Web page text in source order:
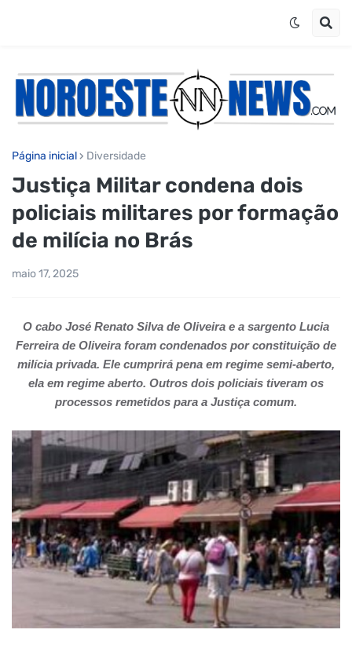
Página inicial Diversidade
Justiça Militar condena dois
policiais militares por formação
de milícia no Brás
maio 17, 2025
O cabo José Renato Silva de Oliveira e a sargento Lucia
Ferreira de Oliveira foram condenados por constituição de
milícia privada. Ele cumprirá pena em regime semi-aberto,
ela em regime aberto. Outros dois policiais tiveram os
processos remetidos para a Justiça comum.